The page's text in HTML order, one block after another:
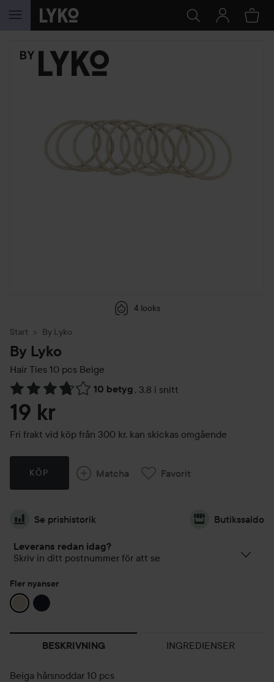
HOPPA TILL INNEHÅLLET
4 looks
Start By Lyko
By Lyko
Hair Ties 10 pcs Beige
10 betyg , 3.8 i snitt
Hoppa till Betyg & kommentarer
19 kr
Fri frakt vid köp från 300 kr, kan skickas omgående
KÖP Matcha Favorit
Se prishistorik Butikssaldo
Leverans redan idag?
Skriv in ditt postnummer för att se
Fler nyanser
BESKRIVNING INGREDIENSER
Beiga hårsnoddar 10 pcs